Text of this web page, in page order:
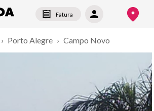
Fatura
› Porto Alegre › Campo Novo